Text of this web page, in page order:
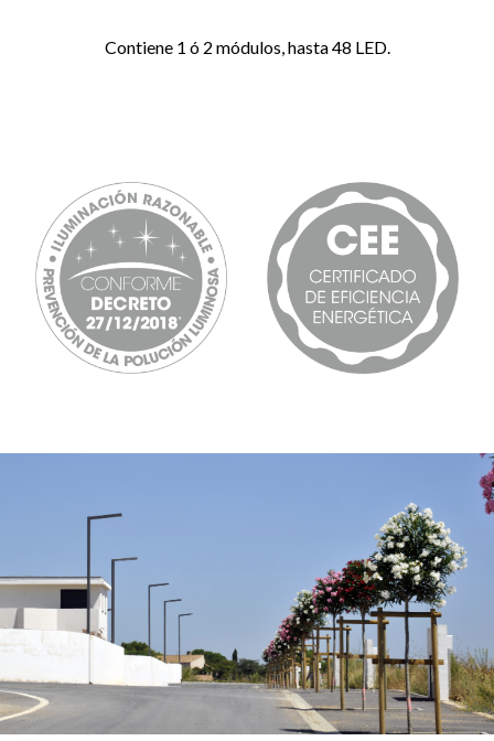
Contiene 1 ó 2 módulos, hasta 48 LED.